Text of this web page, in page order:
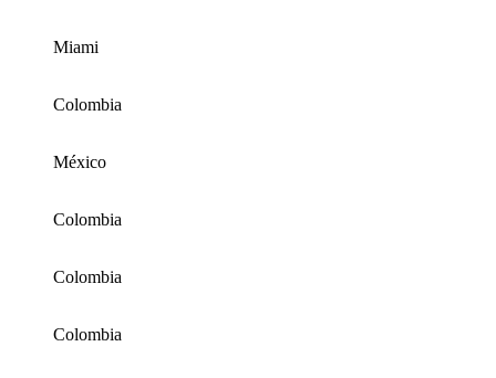
Miami
Colombia
México
Colombia
Colombia
Colombia